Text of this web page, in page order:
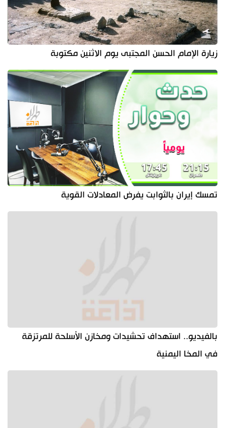
زيارة الإمام الحسن المجتبى يوم الاثنين مكتوبة
تمسك إيران بالثوابت يفرض المعادلات القوية
بالفيديو.. استهداف تحشيدات ومخازن الأسلحة للمرتزقة
في المخا اليمنية